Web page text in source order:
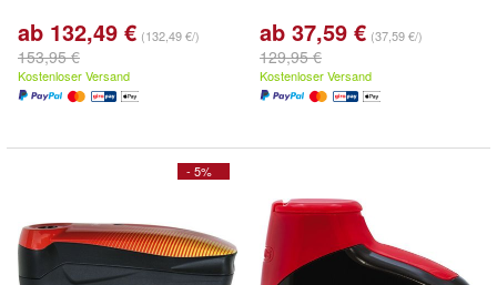
ab 132,49 € (132,49 €/)
153,95 €
Kostenloser Versand
ab 37,59 € (37,59 €/)
129,95 €
Kostenloser Versand
- 5%